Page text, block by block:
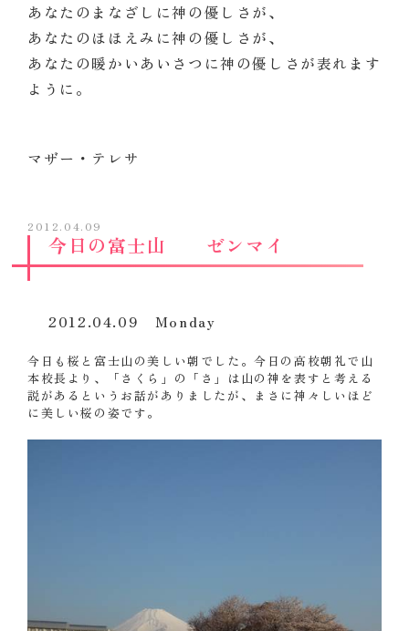
あなたのまなざしに神の優しさが、
あなたのほほえみに神の優しさが、
あなたの暖かいあいさつに神の優しさが表れます
ように。
マザー・テレサ
2012.04.09
今日の富士山 ゼンマイ
2012.04.09 Monday
今日も桜と富士山の美しい朝でした。今日の高校朝礼で山
本校長より、「さくら」の「さ」は山の神を表すと考える
説があるというお話がありましたが、まさに神々しいほど
に美しい桜の姿です。